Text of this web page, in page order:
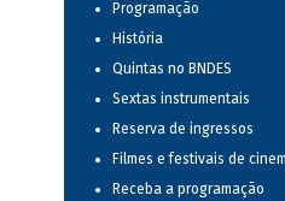
Programação
História
Quintas no BNDES
Sextas instrumentais
Reserva de ingressos
Filmes e festivais de
Receba a programação